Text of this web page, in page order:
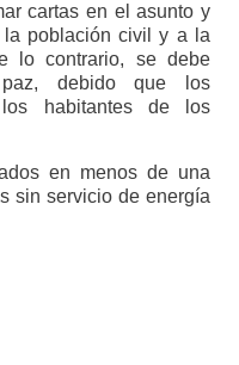
cartas en el asunto y
población civil y a la
lo contrario, se debe
debido que los
los habitantes de los
en menos de una
sin servicio de energía